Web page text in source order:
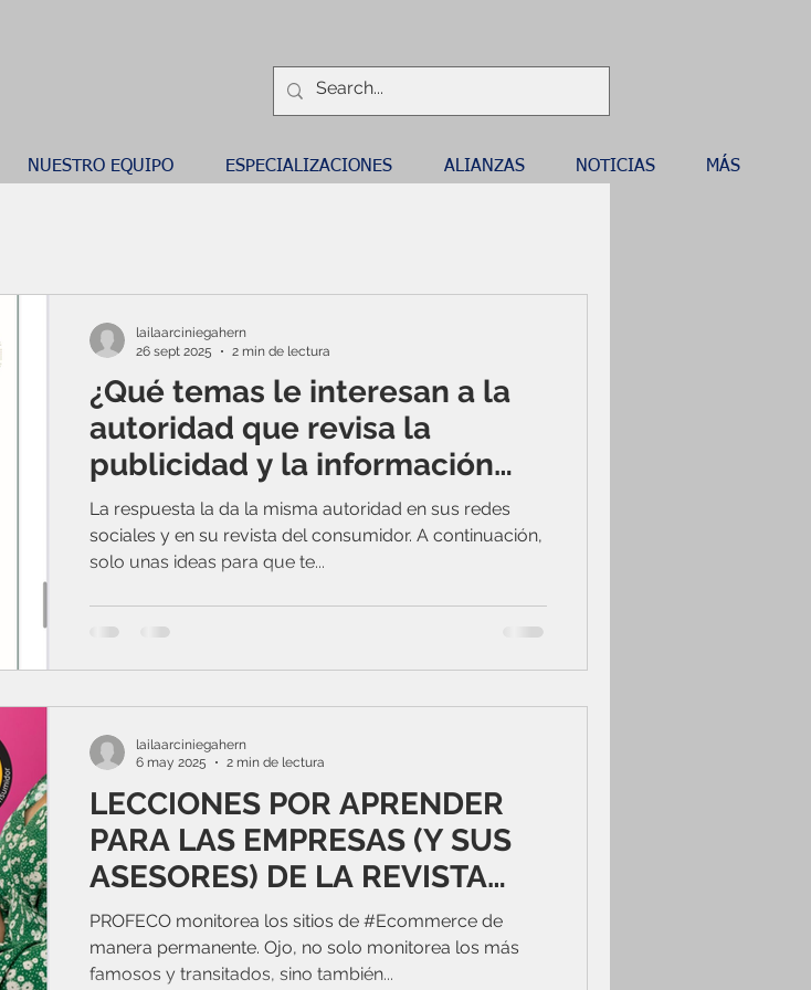
NUESTRO EQUIPO ESPECIALIZACIONES ALIANZAS NOTICIAS MÁS
¿Qué temas le interesan a la
autoridad que revisa la
publicidad y la información
comercial en México?
La respuesta la da la misma autoridad en sus redes
sociales y en su revista del consumidor. A continuación,
solo unas ideas para que te...
lailaarciniegahern
26 sept 2025
2 min de lectura
LECCIONES POR APRENDER
PARA LAS EMPRESAS (Y SUS
ASESORES) DE LA REVISTA
DEL CONSUMIDOR DE MAYO:
PROFECO monitorea los sitios de #Ecommerce de
manera permanente. Ojo, no solo monitorea los más
famosos y transitados, sino también...
lailaarciniegahern
6 may 2025
2 min de lectura